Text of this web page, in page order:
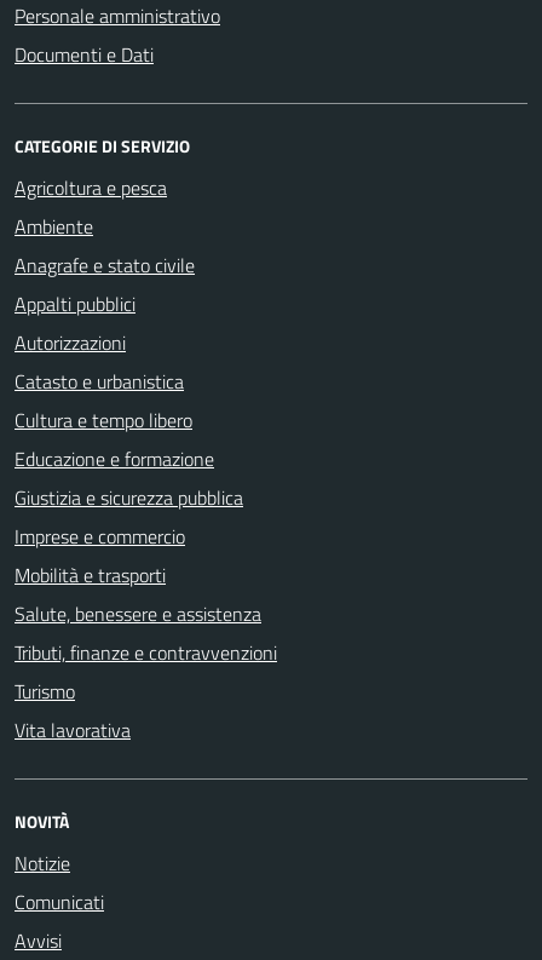
Personale amministrativo
Documenti e Dati
CATEGORIE DI SERVIZIO
Agricoltura e pesca
Ambiente
Anagrafe e stato civile
Appalti pubblici
Autorizzazioni
Catasto e urbanistica
Cultura e tempo libero
Educazione e formazione
Giustizia e sicurezza pubblica
Imprese e commercio
Mobilità e trasporti
Salute, benessere e assistenza
Tributi, finanze e contravvenzioni
Turismo
Vita lavorativa
NOVITÀ
Notizie
Comunicati
Avvisi